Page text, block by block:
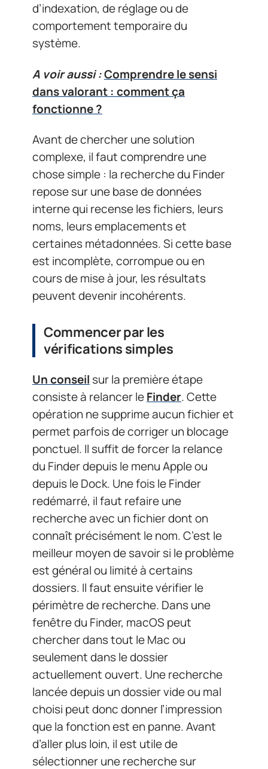
d’indexation, de réglage ou de
comportement temporaire du
système.
A voir aussi :Comprendre le sensi
dans valorant : comment ça
fonctionne ?
Avant de chercher une solution
complexe, il faut comprendre une
chose simple : la recherche du Finder
repose sur une base de données
interne qui recense les fichiers, leurs
noms, leurs emplacements et
certaines métadonnées. Si cette base
est incomplète, corrompue ou en
cours de mise à jour, les résultats
peuvent devenir incohérents.
Commencer par les
vérifications simples
Un conseil sur la première étape
consiste à relancer leFinder. Cette
opération ne supprime aucun fichier et
permet parfois de corriger un blocage
ponctuel. Il suffit de forcer la relance
du Finder depuis le menu Apple ou
depuis le Dock. Une fois le Finder
redémarré, il faut refaire une
recherche avec un fichier dont on
connaît précisément le nom. C’est le
meilleur moyen de savoir si le problème
est général ou limité à certains
dossiers. Il faut ensuite vérifier le
périmètre de recherche. Dans une
fenêtre du Finder, macOS peut
chercher dans tout le Mac ou
seulement dans le dossier
actuellement ouvert. Une recherche
lancée depuis un dossier vide ou mal
choisi peut donc donner l’impression
que la fonction est en panne. Avant
d’aller plus loin, il est utile de
sélectionner une recherche sur